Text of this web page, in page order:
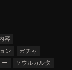
容
ン
ガチャ
ー
ソウルカルタ